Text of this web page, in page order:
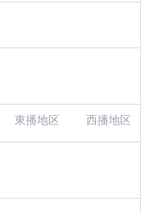
東播地区 西播地区